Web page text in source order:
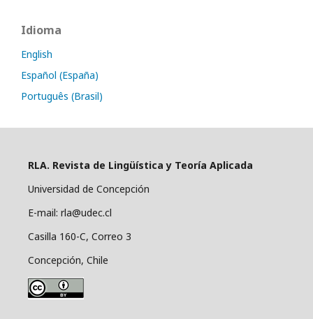
Idioma
English
Español (España)
Português (Brasil)
RLA. Revista de Lingüística y Teoría Aplicada
Universidad de Concepción
E-mail: rla@udec.cl
Casilla 160-C, Correo 3
Concepción, Chile